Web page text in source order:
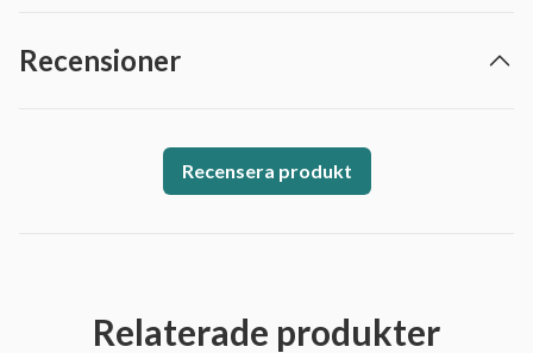
Recensioner
Recensera produkt
Relaterade produkter